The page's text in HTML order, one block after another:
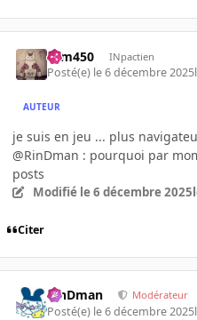
sam450 INpactien
Posté(e) le 6 décembre 2025
AUTEUR
je suis en jeu ... plus
@RinDman : pourquoi par
posts
Modifié le 6 décembre 2025
Citer
RinDman Modérateur
Posté(e) le 6 décembre 2025